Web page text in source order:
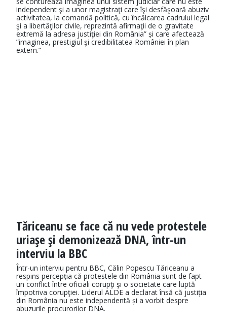
independent şi a unor magistraţi care îşi desfăşoară abuziv
activitatea, la comandă politică, cu încălcarea cadrului legal
şi a libertăţilor civile, reprezintă afirmaţii de o gravitate
extremă la adresa justiţiei din România” și care afectează
”imaginea, prestigiul şi credibilitatea României în plan
extern.”
Tăriceanu se face că nu vede protestele
uriaşe şi demonizează DNA, într-un
interviu la BBC
Într-un interviu pentru BBC, Călin Popescu Tăriceanu a
respins percepția că protestele din România sunt de fapt
un conflict între oficiali corupţi şi o societate care luptă
împotriva corupţiei. Liderul ALDE a declarat însă că justiția
din România nu este independentă și a vorbit despre
abuzurile procurorilor DNA.